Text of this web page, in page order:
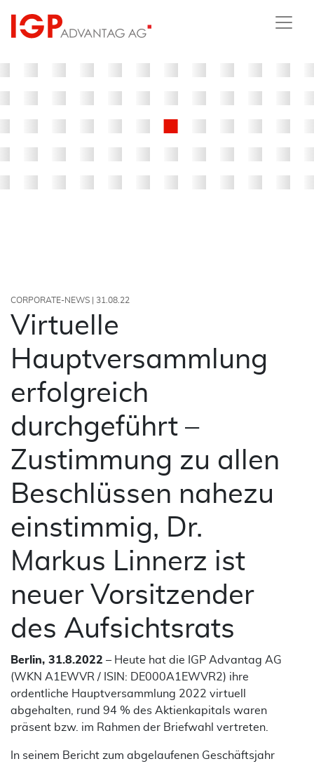
CORPORATE-NEWS | 31.08.22
Virtuelle
Hauptversammlung
erfolgreich
durchgeführt –
Zustimmung zu allen
Beschlüssen nahezu
einstimmig, Dr.
Markus Linnerz ist
neuer Vorsitzender
des Aufsichtsrats
Berlin, 31.8.2022 – Heute hat die IGP Advantag AG
(WKN A1EWVR / ISIN: DE000A1EWVR2) ihre
ordentliche Hauptversammlung 2022 virtuell
abgehalten, rund 94 % des Aktienkapitals waren
präsent bzw. im Rahmen der Briefwahl vertreten.
In seinem Bericht zum abgelaufenen Geschäftsjahr